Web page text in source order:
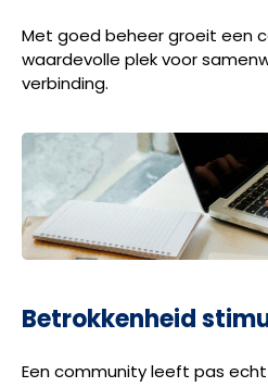
Met goed beheer groeit een
waardevolle plek voor
verbinding.
Betrokkenheid
Een community leeft pas